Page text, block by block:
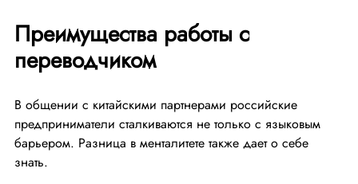
Преимущества работы с
переводчиком
В общении с китайскими партнерами российские
предприниматели сталкиваются не только с языковым
барьером. Разница в менталитете также дает о себе
знать.